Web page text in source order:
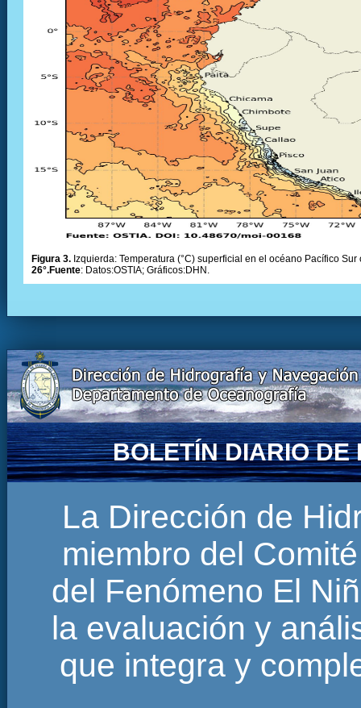
Figura 3. Izquierda: Temperatura (°C) superficial en el océano Pacífico
26°.Fuente: Datos:OSTIA; Gráficos:DHN.
BOLETÍN DIARIO DE
La Dirección de
miembro del
del Fenómeno El
la evaluación y
que integra y